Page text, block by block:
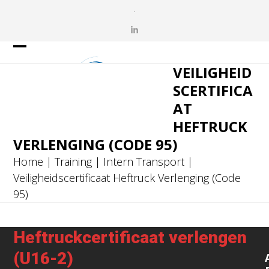
LinkedIn
VEILIGHEID
SCERTIFICA
AT
HEFTRUCK
VERLENGING (CODE 95)
Home |Training| Intern Transport |
Veiligheidscertificaat Heftruck Verlenging (Code
95)
Heftruckcertificaat verlengen
(U16-2)